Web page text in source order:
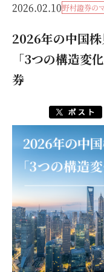
2026.02.10野村證券の
2026年の中国
「3つの構造
券